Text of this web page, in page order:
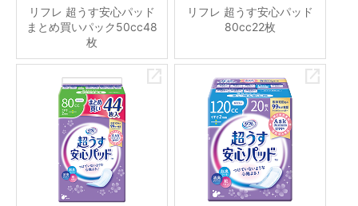
リフレ 超うす安心パッド
まとめ買いパック50cc48
枚
リフレ 超うす安心パッド
80cc22枚